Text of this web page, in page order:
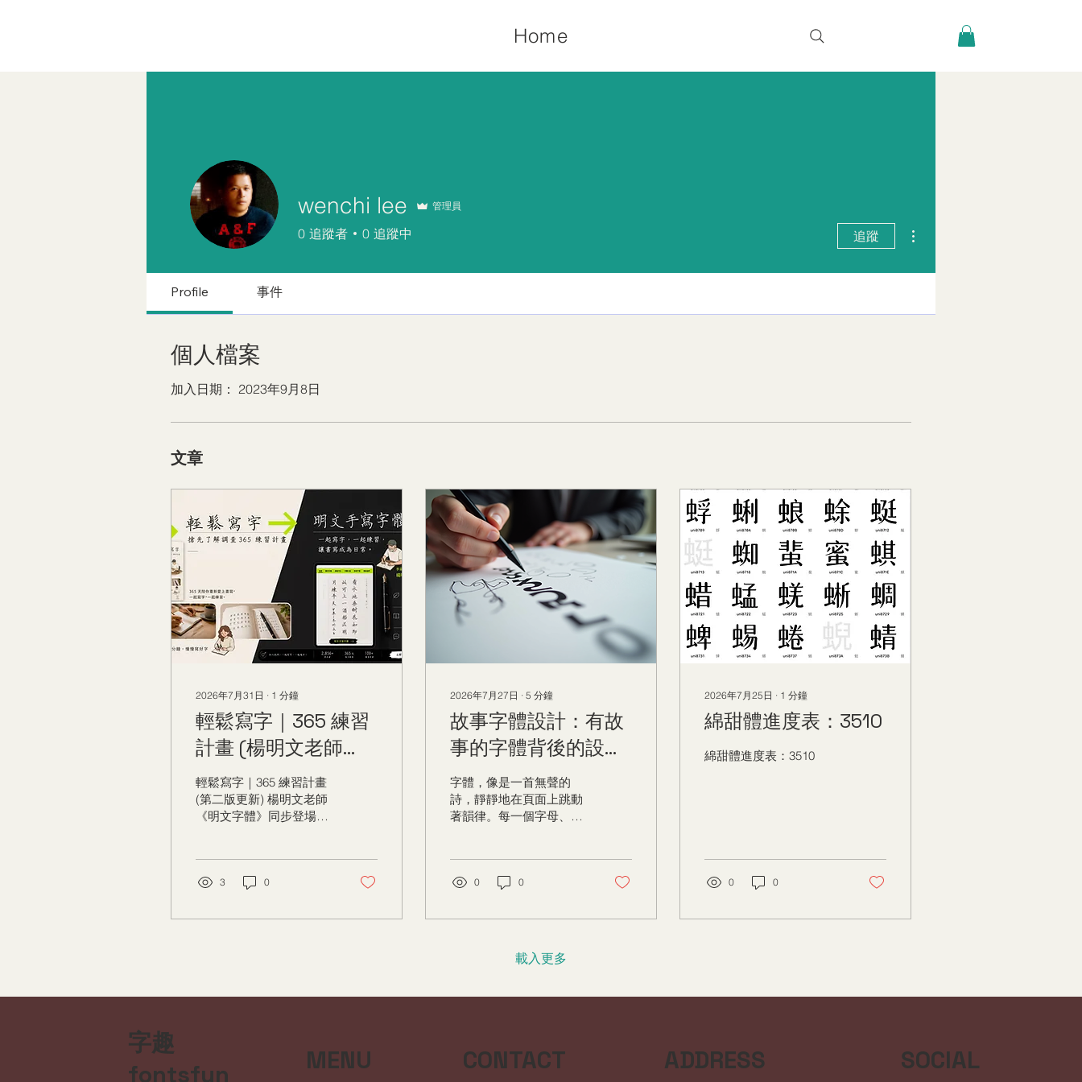
Home
wenchi lee 管理員
0 追蹤者 0 追蹤中 追蹤
Profile 事件
個人檔案
加入日期： 2023年9月8日
文章
2026年7月31日 ∙ 1 分鐘
輕鬆寫字｜365 練習
計畫 (楊明文老師
《明文字體》同步登
場！)
輕鬆寫字｜365 練習計畫
(第二版更新) 楊明文老師
《明文字體》同步登場！
出真正好用、好看、好入
一分鐘，就能享早鳥優
的字來練習，讓學寫字變
3 0
2026年7月27日 ∙ 5 分鐘
故事字體設計：有故
事的字體背後的設計
哲學
字體，像是一首無聲的
詩，靜靜地在頁面上跳動
著韻律。每一個字母、每
時，彷彿能聽見它們低
故事。這些故事不僅是字
的精髓所在。今天，我想
帶你一起走進這個充滿溫
索那些有故事的字體背
感的交織 字體設計，絕非
僅僅是線條的排列組合。
0 0
2026年7月25日 ∙ 1 分鐘
綿甜體進度表：3510
綿甜體進度表：3510
0 0
載入更多
字趣
fontsfun
MENU CONTACT ADDRESS SOCIAL